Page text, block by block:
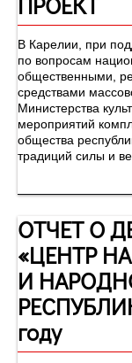
В Карелии, при поддержке
по вопросам
общественными,
средствами
Министерства
мероприятий
общества
традиций силы и
ОТЧЕТ О
«ЦЕНТР
И
году